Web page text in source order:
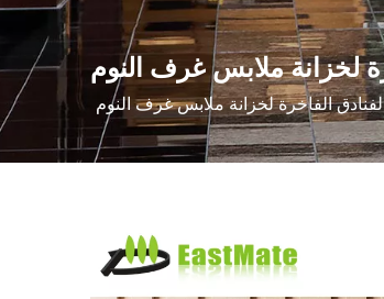
لخزانة ملابس غرف النوم
الفاخرة لخزانة ملابس غرف النوم